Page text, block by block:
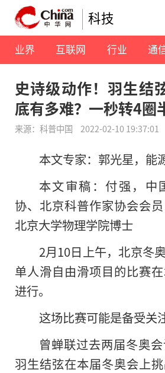
科技
业界 互联网 行业 通
史诗级动作！羽生结
底有多难？一秒转4
来源：科普中国 2022-02-10 19:37:01
本文专家：郭光星，能
本文审稿：付强，中
协、北京科普作家协会会员
北京大学物理学院博士
2月10日上午，北京冬
单人滑自由滑项目的比赛
进行。
这场比赛可能是备受关
曾蝉联过去两届冬奥会
羽生结弦在本届冬奥会上